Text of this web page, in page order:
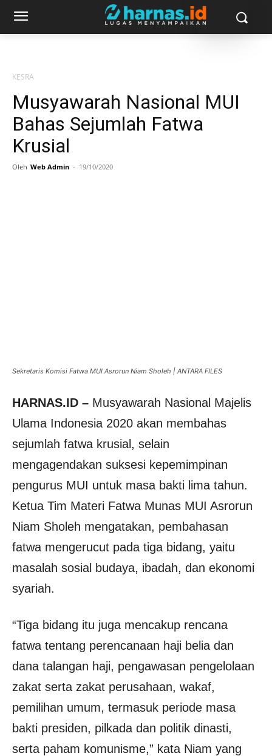
KESRA
Musyawarah Nasional MUI
Bahas Sejumlah Fatwa
Krusial
Oleh Web Admin - 19/10/2020
Sekretaris Komisi Fatwa MUI Asrorun Niam Sholeh | ANTARA FILES
HARNAS.ID – Musyawarah Nasional Majelis
Ulama Indonesia 2020 akan membahas
sejumlah fatwa krusial, selain
mengagendakan suksesi kepemimpinan
pengurus MUI untuk masa bakti lima tahun.
Ketua Tim Materi Fatwa Munas MUI Asrorun
Niam Sholeh mengatakan, pembahasan
fatwa mengerucut pada tiga bidang, yaitu
masalah sosial budaya, ibadah, dan ekonomi
syariah.
“Tiga bidang itu juga mencakup rencana
fatwa tentang perencanaan haji belia dan
dana talangan haji, pengawasan pengelolaan
zakat serta zakat perusahaan, wakaf,
pemilihan umum, termasuk periode masa
bakti presiden, pilkada dan politik dinasti,
serta paham komunisme,” kata Niam yang